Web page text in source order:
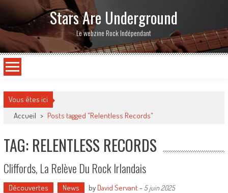
Stars Are Underground
Le webzine Rock Indépendant
Vous êtes ici
Accueil > Posts tagged "Relentless Records"
TAG: RELENTLESS RECORDS
Cliffords, La Relève Du Rock Irlandais
Découvertes News by David Servant- 5 juin 2025